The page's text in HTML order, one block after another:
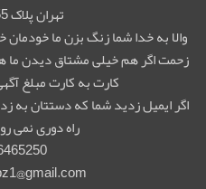
تهران پلاک 55 واحد 15
والا به خدا شما زنگ بزن ما
زحمت اگر هم خیلی مشتاق دیدن
کارت به کارت مبلغ
اگر ایمیل زدید شما که دستتان
راه دوری نمی